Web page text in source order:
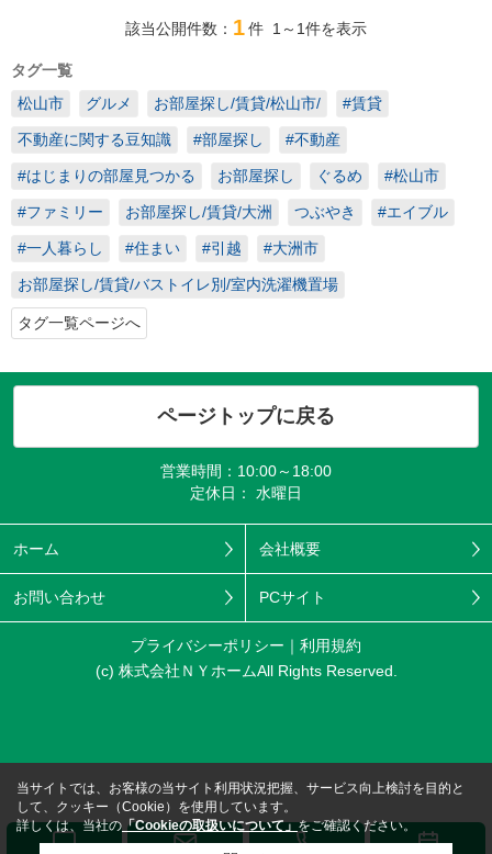
該当公開件数： 1件 1～1件を表示
タグ一覧
松山市
グルメ お部屋探し/賃貸/松山市/ #賃貸
不動産に関する豆知識 #部屋探し #不動産
#はじまりの部屋見つかる お部屋探し ぐるめ #松山市
#ファミリー お部屋探し/賃貸/大洲 つぶやき #エイブル
#一人暮らし #住まい #引越 #大洲市
お部屋探し/賃貸/バストイレ別/室内洗濯機置場
タグ一覧ページへ
ページトップに戻る
営業時間：10:00～18:00
定休日： 水曜日
ホーム 会社概要
お問い合わせ PCサイト
プライバシーポリシー
利用規約
(c) 株式会社ＮＹホームAll Rights Reserved.
当サイトでは、お客様の当サイト利用状況把握、サービス向上検討を目的と
して、クッキー（Cookie）を使用しています。
詳しくは、当社の 「Cookieの取扱いについて」をご確認ください。